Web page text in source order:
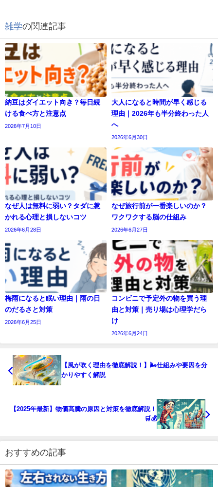
雑学の関連記事
納豆はダイエット向き？毎日続
ける食べ方と注意点
2026年7月10日
大人になると時間が早く感じる
理由｜2026年も半分終わった人
へ
2026年6月30日
なぜ人は無料に弱い？タダに惹
かれる心理と損しないコツ
2026年6月28日
なぜ旅行前が一番楽しいのか？
ワクワクする脳の仕組み
2026年6月27日
梅雨になると眠い理由｜雨の日
のだるさと対策
2026年6月25日
コンビニで予定外の物を買う理
由と対策｜売り場は心理学だら
け
2026年6月24日
【風が吹く理由を徹底解説！】🌬️仕組みや要因を分
かりやすく解説
【2025年最新】物価高騰の原因と対策を徹底解説！
🛒💰
おすすめの記事